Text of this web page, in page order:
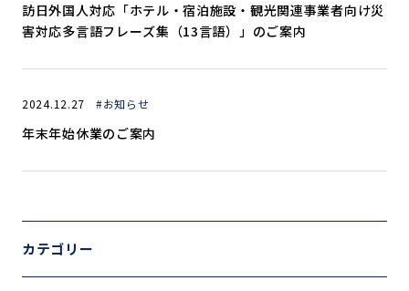
訪日外国人対応「ホテル・宿泊施設・観光関連事業者向け災
害対応多言語フレーズ集（13言語）」のご案内
2024.12.27 #お知らせ
年末年始休業のご案内
カテゴリー